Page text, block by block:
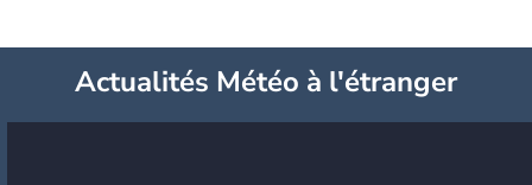
Actualités Météo à l'étranger